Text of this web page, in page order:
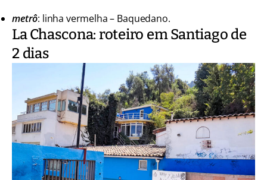
metrô: linha vermelha – Baquedano.
La Chascona: roteiro em Santiago de
2 dias